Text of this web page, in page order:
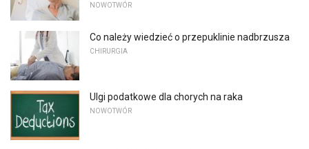
NOWOTWÓR
Co należy wiedzieć o przepuklinie nadbrzusza
CHIRURGIA
Ulgi podatkowe dla chorych na raka
NOWOTWÓR